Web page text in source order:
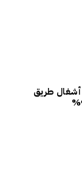
أشغال طريق